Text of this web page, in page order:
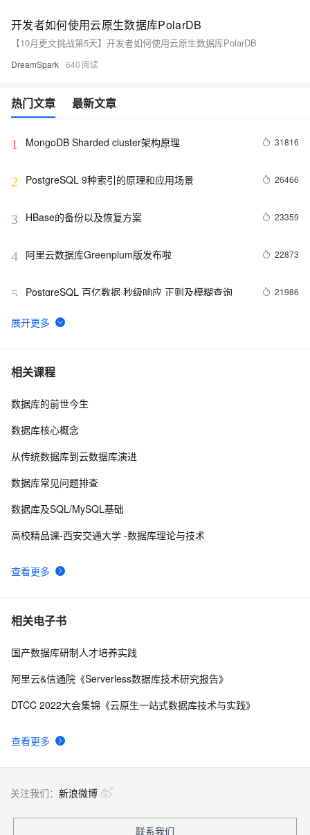
开发者如何使用云原生数据库PolarDB
【10月更文挑战第5天】开发者如何使用云原生数据库PolarDB
DreamSpark 640
热门文章 最新文章
1 MongoDB Sharded cluster架构原理 31816
2 PostgreSQL 9种索引的原理和应用场景 26466
3 HBase的备份以及恢复方案 23359
4 阿里云数据库Greenplum版发布啦 22873
5 PostgreSQL 百亿数据 秒级响应 正则及模糊查询 21986
6 阿里云图数据库GDB揭秘
7 redis4.0之RDB-AOF混合持久化
8 车纷享：基于阿里云HBase构建车联网平台实践
10Greenplum 数据分布黄金法则 - 论分布列与分区的
相关课程
查看更多
数据库的前世今生
数据库核心概念
从传统数据库到云数据库演进
数据库常见问题排查
数据库及SQL/MySQL基础
高校精品课-西安交通大学 -数据库理论与技术
相关电子书
查看更多
国产数据库研制人才培养实践
阿里云&信通院《Serverless数据库技术研究报告》
DTCC 2022大会集锦《云原生一站式数据库技术与实践》
关注我们： 新浪微博
联系我们